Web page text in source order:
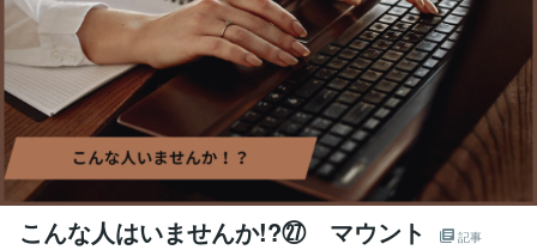
こんな人はいませんか!?㉗ マウント 記事